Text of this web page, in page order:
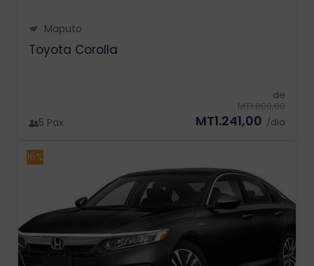
Maputo
Toyota Corolla
5 Pax
de
MT1.800,00
MT1.241,00 /dia
16%